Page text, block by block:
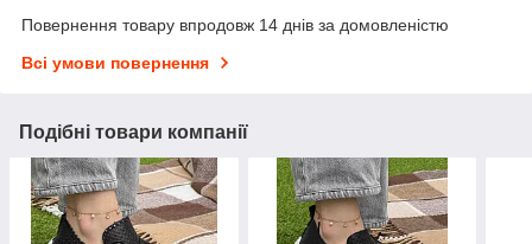
Повернення товару впродовж 14 днів за домовленістю
Всі умови повернення
Подібні товари компанії